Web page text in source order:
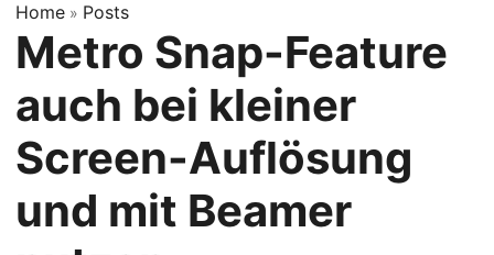
Home » Posts
Metro Snap-Feature
auch bei kleiner
Screen-Auflösung
und mit Beamer